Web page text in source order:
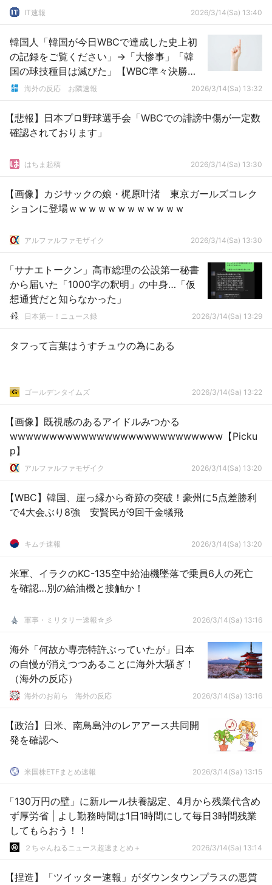
IT速報 2026/3/14(Sa) 13:40
韓国人「韓国が今日WBCで達成した史上初
の記録をご覧ください」→「大惨事」「韓
国の球技種目は滅びた」【WBC準々決勝
ドミニカ戦コールド負け】
海外の反応 お隣速報 2026/3/14(Sa) 13:32
【悲報】日本プロ野球選手会「WBCでの誹謗中傷が一定数
確認されております」
はちま起稿 2026/3/14(Sa) 13:30
【画像】カジサックの娘・梶原叶渚 東京ガールズコレク
ションに登場ｗｗｗｗｗｗｗｗｗｗｗｗ
アルファルファモザイク 2026/3/14(Sa) 13:30
「サナエトークン」高市総理の公設第一秘書
から届いた「1000字の釈明」の中身…「仮
想通貨だと知らなかった」
日本第一！ニュース録 2026/3/14(Sa) 13:29
タフって言葉はうすチュウの為にある
ゴールデンタイムズ 2026/3/14(Sa) 13:22
【画像】既視感のあるアイドルみつかる
wwwwwwwwwwwwwwwwwwwwwwwwwww【Picku
p】
アルファルファモザイク 2026/3/14(Sa) 13:20
【WBC】韓国、崖っ縁から奇跡の突破！豪州に5点差勝利
で4大会ぶり8強 安賢民が9回千金犠飛
キムチ速報 2026/3/14(Sa) 13:20
米軍、イラクのKC-135空中給油機墜落で乗員6人の死亡
を確認…別の給油機と接触か！
軍事・ミリタリー速報☆彡 2026/3/14(Sa) 13:16
海外「何故か専売特許ぶっていたが」日本
の自慢が消えつつあることに海外大騒ぎ！
（海外の反応）
海外のお前ら 海外の反応 2026/3/14(Sa) 13:16
【政治】日米、南鳥島沖のレアアース共同開
発を確認へ
米国株ETFまとめ速報 2026/3/14(Sa) 13:15
「130万円の壁」に新ルール扶養認定、4月から残業代含め
ず厚労省 | よし勤務時間は1日1時間にして毎日3時間残業
してもらおう！！
２ちゃんねるニュース超速まとめ＋ 2026/3/14(Sa) 13:14
【捏造】「ツイッター速報」がダウンタウンプラスの悪質